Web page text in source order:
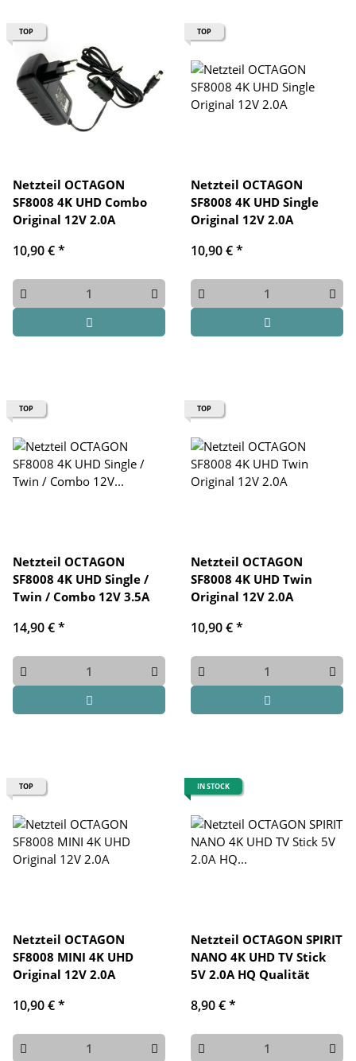
TOP
Netzteil OCTAGON
SF8008 4K UHD Combo
Original 12V 2.0A
10,90 €*
TOP
Netzteil OCTAGON
SF8008 4K UHD Single
Original 12V 2.0A
10,90 €*
TOP
Netzteil OCTAGON
SF8008 4K UHD Single /
Twin / Combo 12V 3.5A
14,90 €*
TOP
Netzteil OCTAGON
SF8008 4K UHD Twin
Original 12V 2.0A
10,90 €*
TOP
Netzteil OCTAGON
SF8008 MINI 4K UHD
Original 12V 2.0A
10,90 €*
IN STOCK
Netzteil OCTAGON SPIRIT
NANO 4K UHD TV Stick
5V 2.0A HQ Qualität
8,90 €*